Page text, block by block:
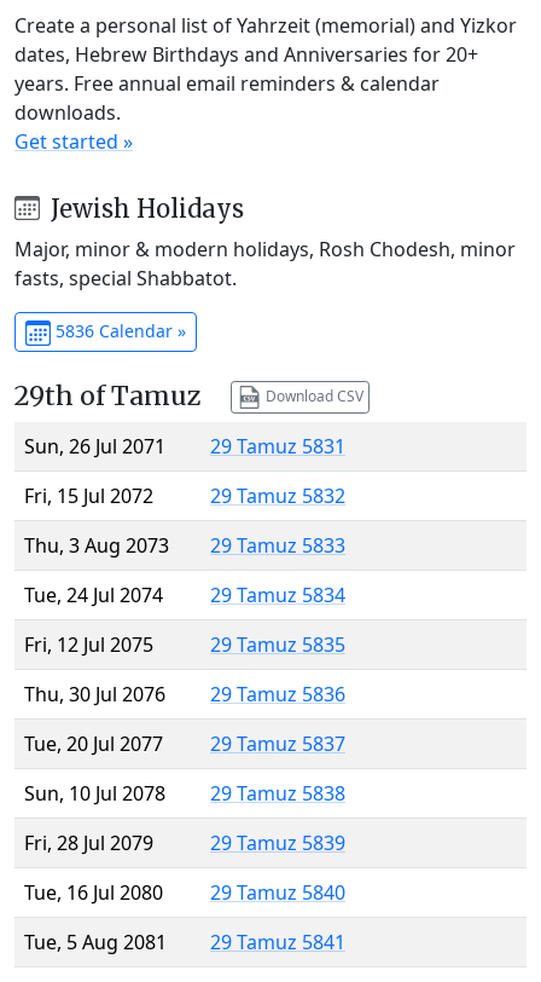
Create a personal list of Yahrzeit (memorial) and Yizkor
dates, Hebrew Birthdays and Anniversaries for 20+
years. Free annual email reminders & calendar
downloads.
Get started »
Jewish Holidays
Major, minor & modern holidays, Rosh Chodesh, minor
fasts, special Shabbatot.
5836 Calendar »
29th of Tamuz Download CSV
Sun, 26 Jul 2071
29 Tamuz 5831
Fri, 15 Jul 2072
29 Tamuz 5832
Thu, 3 Aug 2073
29 Tamuz 5833
Tue, 24 Jul 2074
29 Tamuz 5834
Fri, 12 Jul 2075
29 Tamuz 5835
Thu, 30 Jul 2076
29 Tamuz 5836
Tue, 20 Jul 2077
29 Tamuz 5837
Sun, 10 Jul 2078
29 Tamuz 5838
Fri, 28 Jul 2079
29 Tamuz 5839
Tue, 16 Jul 2080
29 Tamuz 5840
Tue, 5 Aug 2081
29 Tamuz 5841